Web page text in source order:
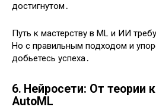
достигнутом․
Путь к мастерству в ML и ИИ
Но с правильным подходом и
добьетесь успеха․
6․ Нейросети: От теории
AutoML